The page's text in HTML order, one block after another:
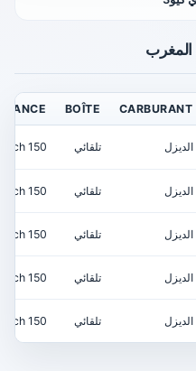
CARBURANT
BOÎTE
الديزل تلقائي 150 ch
الديزل تلقائي 150 ch
الديزل تلقائي 150 ch
الديزل تلقائي 150 ch
الديزل تلقائي 150 ch